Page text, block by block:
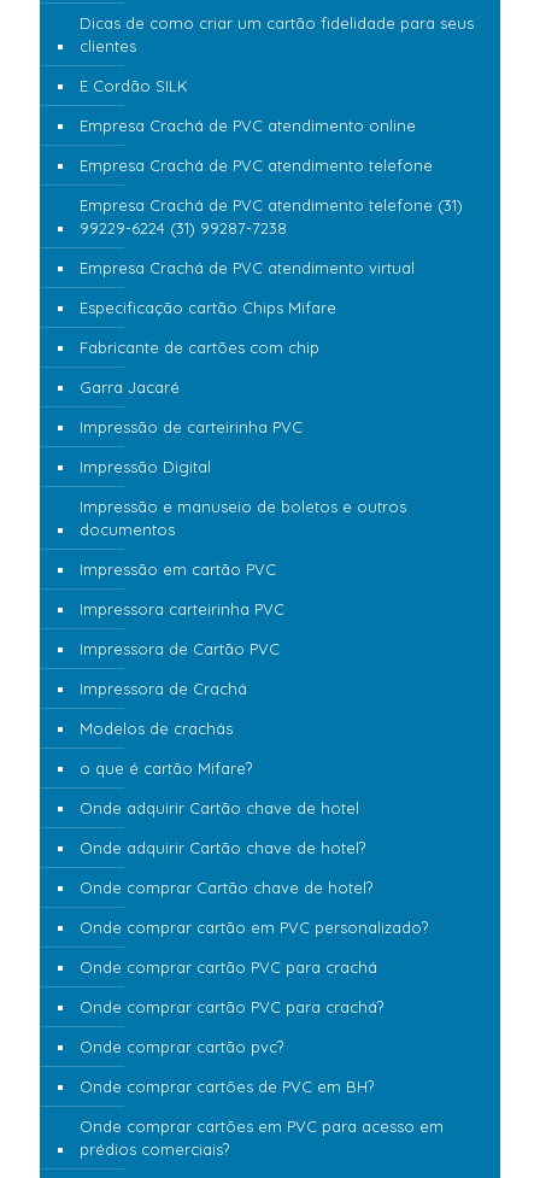
Dicas de como criar um cartão fidelidade para seus
clientes
E Cordão SILK
Empresa Crachá de PVC atendimento online
Empresa Crachá de PVC atendimento telefone
Empresa Crachá de PVC atendimento telefone (31)
99229-6224 (31) 99287-7238
Empresa Crachá de PVC atendimento virtual
Especificação cartão Chips Mifare
Fabricante de cartões com chip
Garra Jacaré
Impressão de carteirinha PVC
Impressão Digital
Impressão e manuseio de boletos e outros
documentos
Impressão em cartão PVC
Impressora carteirinha PVC
Impressora de Cartão PVC
Impressora de Crachá
Modelos de crachás
o que é cartão Mifare?
Onde adquirir Cartão chave de hotel
Onde adquirir Cartão chave de hotel?
Onde comprar Cartão chave de hotel?
Onde comprar cartão em PVC personalizado?
Onde comprar cartão PVC para crachá
Onde comprar cartão PVC para crachá?
Onde comprar cartão pvc?
Onde comprar cartões de PVC em BH?
Onde comprar cartões em PVC para acesso em
prédios comerciais?